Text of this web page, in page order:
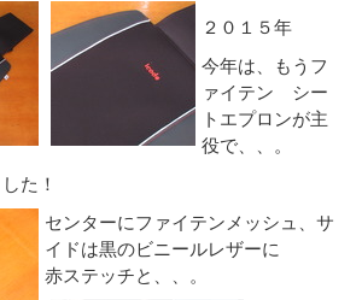
２０１５年
今年は、もうフ
ァイテン シー
トエプロンが主
役で、、。
た！
センターにファイテンメッシュ、サ
イドは黒のビニールレザーに
赤ステッチと、、。